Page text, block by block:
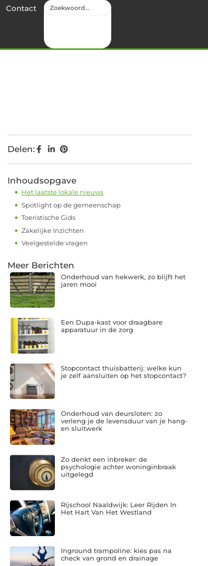
Contact
Delen:
Inhoudsopgave
Het laatste lokale nieuws
Spotlight op de gemeenschap
Toeristische Gids
Zakelijke Inzichten
Veelgestelde vragen
Meer Berichten
Onderhoud van hekwerk, zo blijft het
jaren mooi
Een Dupa-kast voor draagbare
apparatuur in de zorg
Stopcontact thuisbatterij: welke kun
je zelf aansluiten op het stopcontact?
Onderhoud van deursloten: zo
verleng je de levensduur van je hang-
en sluitwerk
Zo denkt een inbreker: de
psychologie achter woninginbraak
uitgelegd
Rijschool Naaldwijk: Leer Rijden In
Het Hart Van Het Westland
Inground trampoline: kies pas na
check van grond en drainage